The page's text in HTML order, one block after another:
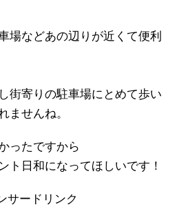
場などあの辺りが近くて便利
街寄りの駐車場にとめて歩い
ませんね。
ったですから
ト日和になってほしいです！
サードリンク